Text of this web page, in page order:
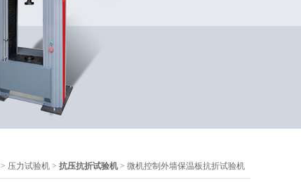
> 压力试验机 > 抗压抗折试验机 > 微机控制外墙保温板抗折试验机